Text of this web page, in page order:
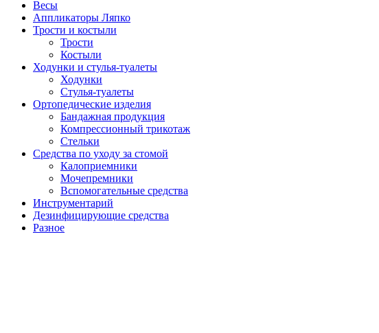
Весы
Аппликаторы Ляпко
Трости и костыли
Трости
Костыли
Ходунки и стулья-туалеты
Ходунки
Стулья-туалеты
Ортопедические изделия
Бандажная продукция
Компрессионный трикотаж
Стельки
Средства по уходу за стомой
Калоприемники
Мочепремники
Вспомогательные средства
Инструментарий
Дезинфицирующие средства
Разное